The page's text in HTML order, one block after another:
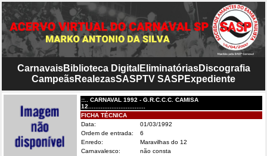
CarnavaisBiblioteca Digital EliminatóriasDiscografia
CampeãsRealezasSASPTV SASP Expediente
::.. CARNAVAL 1992 - G.R.C.C.C. CAMISA
12................................
FICHA TÉCNICA
Data:
01/03/1992
Ordem de entrada:
6
Enredo:
Maravilhas do 12
Carnavalesco:
não consta